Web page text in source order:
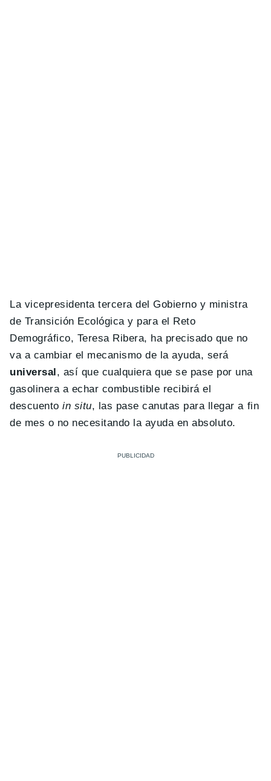
La vicepresidenta tercera del Gobierno y ministra
de Transición Ecológica y para el Reto
Demográfico, Teresa Ribera, ha precisado que no
va a cambiar el mecanismo de la ayuda, será
universal, así que cualquiera que se pase por una
gasolinera a echar combustible recibirá el
descuentoin situ, las pase canutas para llegar a fin
de mes o no necesitando la ayuda en absoluto.